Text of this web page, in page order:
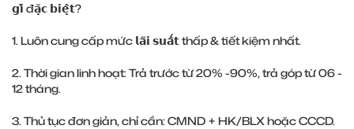
𝗴𝗶̀ đ𝗮̣̆𝗰 𝗯𝗶𝗲̣̂𝘁?
1. Luôn cung cấp mức 𝗹𝗮̃𝗶 𝘀𝘂𝗮̂́𝘁 thấp & tiết kiệm nhất.
2. Thời gian linh hoạt: Trả trước từ 20% -90%, trả góp từ 06 -
12 tháng.
3. Thủ tục đơn giản, chỉ cần: CMND + HK/BLX hoặc CCCD.